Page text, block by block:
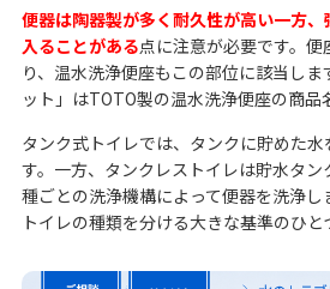
便器は陶器製が多く耐久性が高い一方
入ることがある点に注意が必要です。
り、温水洗浄便座もこの部位に該当し
ット」はTOTO製の温水洗浄便座の商品
タンク式トイレでは、タンクに貯めた
す。一方、タンクレストイレは貯水タ
種ごとの洗浄機構によって便器を洗浄し
トイレの種類を分ける大きな基準のひと